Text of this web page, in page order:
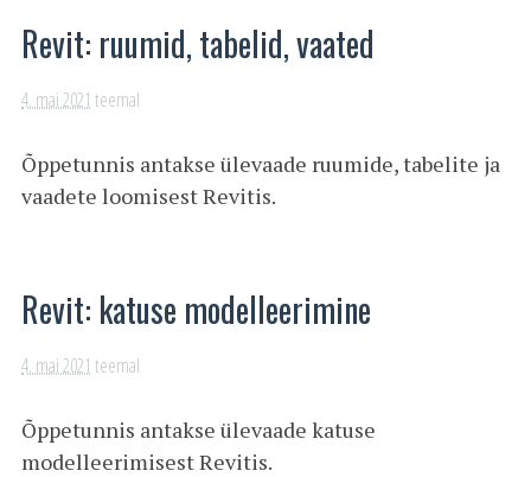
Revit: ruumid, tabelid, vaated
4. mai 2021 teemal
Õppetunnis antakse ülevaade ruumide, tabelite ja
vaadete loomisest Revitis.
Revit: katuse modelleerimine
4. mai 2021 teemal
Õppetunnis antakse ülevaade katuse
modelleerimisest Revitis.